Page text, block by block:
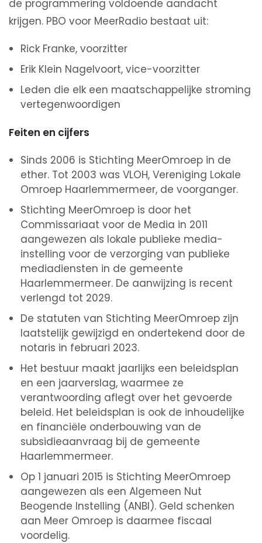
de programmering voldoende aandacht
krijgen. PBO voor MeerRadio bestaat uit:
Rick Franke, voorzitter
Erik Klein Nagelvoort, vice-voorzitter
Leden die elk een maatschappelijke stroming
vertegenwoordigen
Feiten en cijfers
Sinds 2006 is Stichting MeerOmroep in de
ether. Tot 2003 was VLOH, Vereniging Lokale
Omroep Haarlemmermeer, de voorganger.
Stichting MeerOmroep is door het
Commissariaat voor de Media in 2011
aangewezen als lokale publieke media-
instelling voor de verzorging van publieke
mediadiensten in de gemeente
Haarlemmermeer. De aanwijzing is recent
verlengd tot 2029.
De statuten van Stichting MeerOmroep zijn
laatstelijk gewijzigd en ondertekend door de
notaris in februari 2023.
Het bestuur maakt jaarlijks een beleidsplan
en een jaarverslag, waarmee ze
verantwoording aflegt over het gevoerde
beleid. Het beleidsplan is ook de inhoudelijke
en financiële onderbouwing van de
subsidieaanvraag bij de gemeente
Haarlemmermeer.
Op 1 januari 2015 is Stichting MeerOmroep
aangewezen als een Algemeen Nut
Beogende Instelling (ANBI). Geld schenken
aan Meer Omroep is daarmee fiscaal
voordelig.